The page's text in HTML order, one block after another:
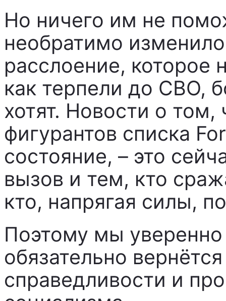
Но ничего им не
необратимо
расслоение,
как терпели до СВО,
хотят. Новости о том,
фигурантов списка
состояние, – это
вызов и тем, кто
кто, напрягая силы,
Поэтому мы
обязательно
справедливости и